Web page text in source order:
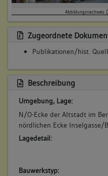
Abbildungsnachweis
Zugeordnete
Publikationen/hist.
Beschreibung
Umgebung, Lage:
N/O-Ecke der Altstadt im
nördlichen Ecke Inselgasse/
Lagedetail:
Bauwerkstyp: